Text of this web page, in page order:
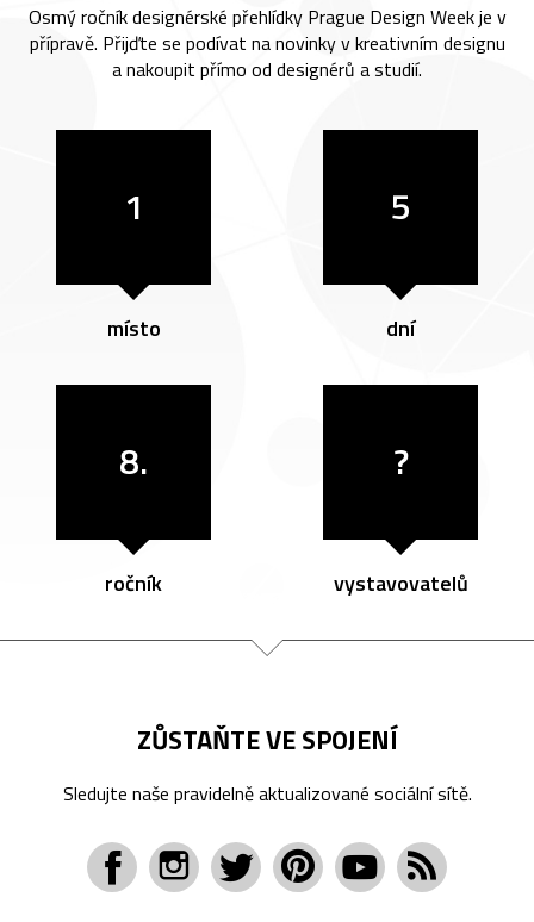
Osmý ročník designérské přehlídky Prague Design Week je v
přípravě. Přijďte se podívat na novinky v kreativním designu
a nakoupit přímo od designérů a studií.
1
místo
5
dní
8.
ročník
?
vystavovatelů
ZŮSTAŇTE VE SPOJENÍ
Sledujte naše pravidelně aktualizované sociální sítě.